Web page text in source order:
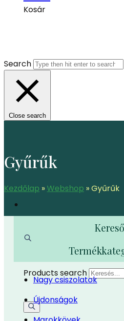
Kosár
Products search
Search
Close search
Gyűrűk
Kezdőlap »Webshop »Gyűrűk
Kereső
Nagy csiszolatok
Újdonságok